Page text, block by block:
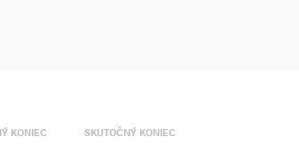
KONIEC SKUTOČNÝ KONIEC